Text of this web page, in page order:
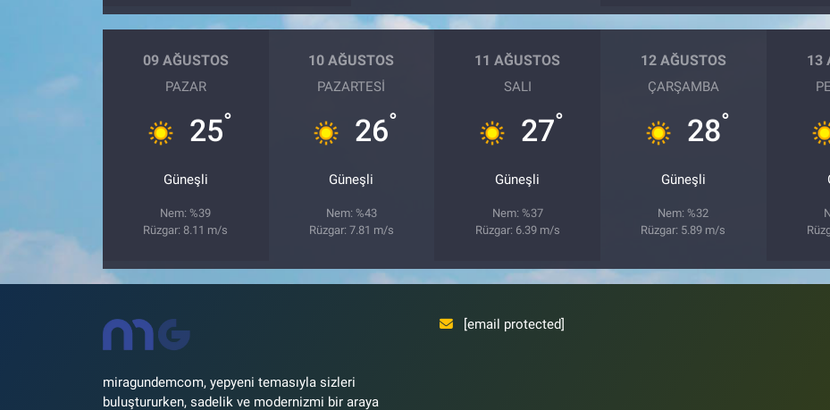
09 AĞUSTOS
PAZAR
25°
Güneşli
Nem: %39
Rüzgar: 8.11 m/s
10 AĞUSTOS
PAZARTESI
26°
Güneşli
Nem: %43
Rüzgar: 7.81 m/s
11 AĞUSTOS
SALI
27°
Güneşli
Nem: %37
Rüzgar: 6.39 m/s
12 AĞUSTOS
ÇARŞAMBA
28°
Güneşli
Nem: %32
Rüzgar: 5.89 m/s
13
miragundemcom, yepyeni temasıyla sizleri
buluştururken, sadelik ve modernizmi bir araya
[email protected]